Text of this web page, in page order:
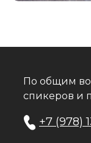
+7 (978)
По общим
спикеров и